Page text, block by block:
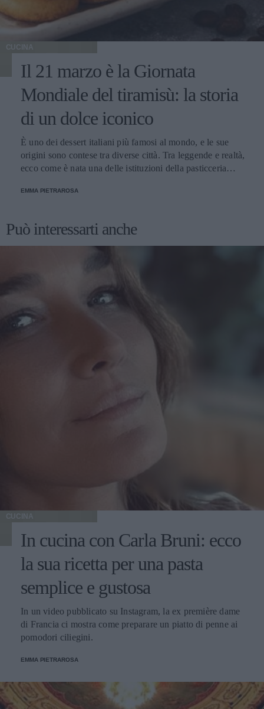
CUCINA
Il 21 marzo è la Giornata
Mondiale del tiramisù: la storia
di un dolce iconico
È uno dei dessert italiani più famosi al mondo, e le sue
origini sono contese tra diverse città. Tra leggende e realtà,
ecco come è nata una delle istituzioni della pasticceria
EMMA PIETRAROSA
Può interessarti anche
CUCINA
In cucina con Carla Bruni: ecco
la sua ricetta per una pasta
semplice e gustosa
In un video pubblicato su Instagram, la ex première dame
di Francia ci mostra come preparare un piatto di penne ai
pomodori ciliegini.
EMMA PIETRAROSA